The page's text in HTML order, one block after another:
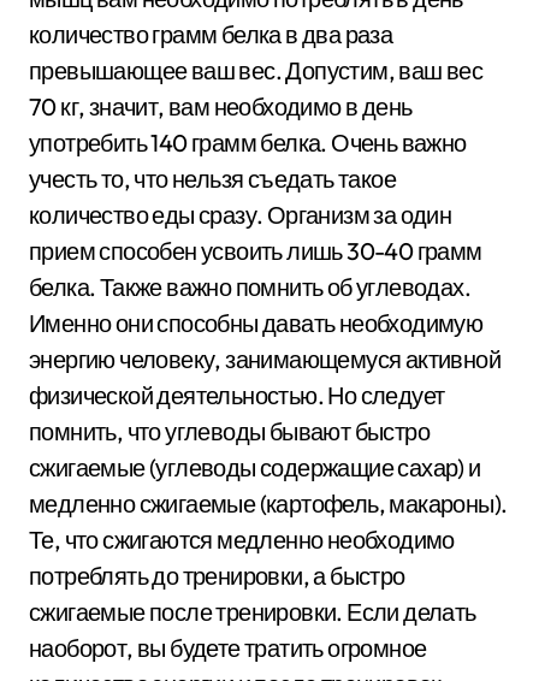
количество грамм белка в два раза
превышающее ваш вес. Допустим, ваш вес
70 кг, значит, вам необходимо в день
употребить 140 грамм белка. Очень важно
учесть то, что нельзя съедать такое
количество еды сразу. Организм за один
прием способен усвоить лишь 30-40 грамм
белка. Также важно помнить об углеводах.
Именно они способны давать необходимую
энергию человеку, занимающемуся активной
физической деятельностью. Но следует
помнить, что углеводы бывают быстро
сжигаемые (углеводы содержащие сахар) и
медленно сжигаемые (картофель, макароны).
Те, что сжигаются медленно необходимо
потреблять до тренировки, а быстро
сжигаемые после тренировки. Если делать
наоборот, вы будете тратить огромное